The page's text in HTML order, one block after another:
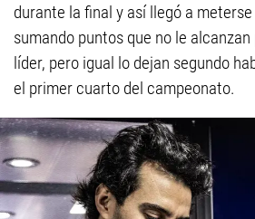
durante la final y así llegó a
sumando puntos que no le
líder, pero igual lo dejan segundo
el primer cuarto del campeonato.